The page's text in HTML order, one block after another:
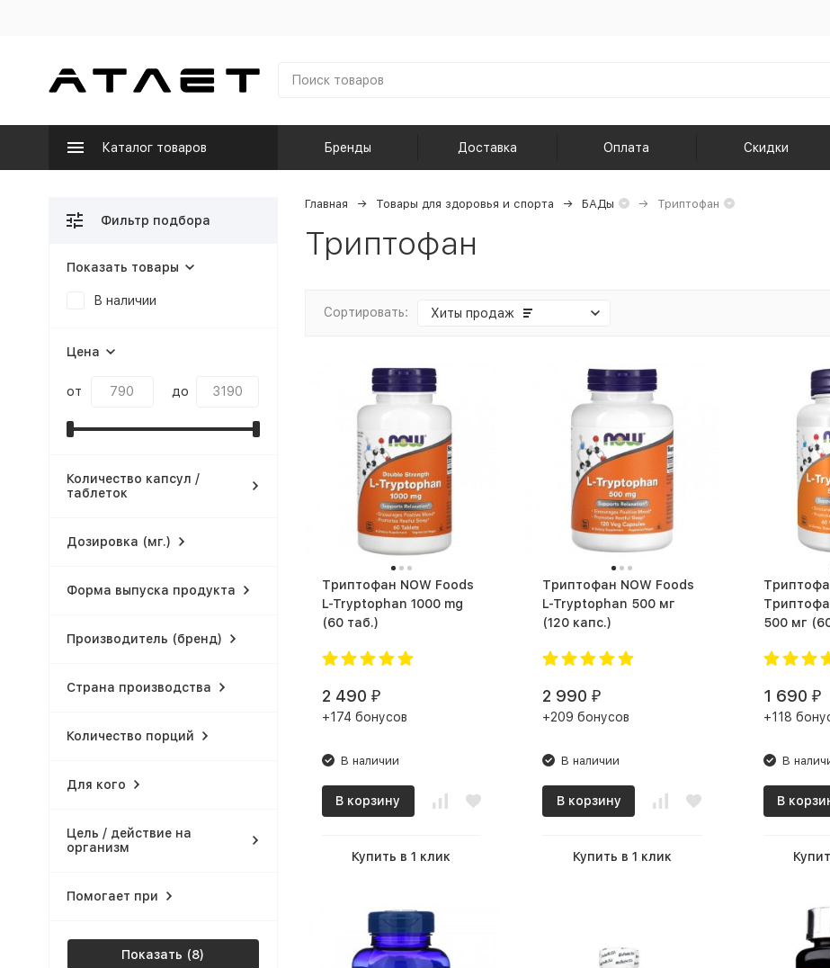
Каталог товаров Бренды Доставка Оплата Скидки
Главная Товары для здоровья и спорта БАДы Триптофан
Триптофан
Сортировать: Хиты продаж
Триптофан NOW Foods
L-Tryptophan 1000 mg
(60 таб.)
2 490 ₽
+174 бонусов
В наличии
В корзину
Купить в 1 клик
Триптофан NOW Foods
L-Tryptophan 500 мг
(120 капс.)
2 990 ₽
+209 бонусов
В наличии
В корзину
Купить в 1 клик
500
1 690 ₽
+118
В
В
Фильтр подбора
Показать товары
В наличии
Цена
от до
Количество капсул /
таблеток
Дозировка (мг.)
Форма выпуска продукта
Производитель (бренд)
Страна производства
Количество порций
Для кого
Цель / действие на
организм
Помогает при
Показать